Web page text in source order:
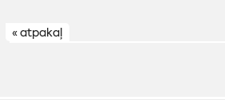
« atpakaļ